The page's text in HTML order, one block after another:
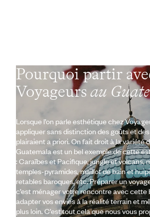
Pourquoi partir
Voyageurs au
Lorsque l’on parle esthétique chez
appliquer sans distinction des goûts et
plairaient a priori. On fait droit à la variété
Guatemala est un bel exemple de cette
: Caraïbes et Pacifique, jungle et volcans,
temples-pyramides, maillot de bain et
retables baroques, etc. Préparer un
c’est ménager votre rencontre avec cette
adapter vos envies à la réalité terrain et
plus loin. C’est tout cela que nous vous